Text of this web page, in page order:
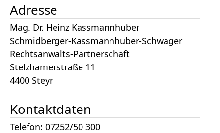
Adresse
Mag. Dr. Heinz Kassmannhuber
Schmidberger-Kassmannhuber-Schwager
Rechtsanwalts-Partnerschaft
Stelzhamerstraße 11
4400 Steyr
Kontaktdaten
Telefon: 07252/50 300